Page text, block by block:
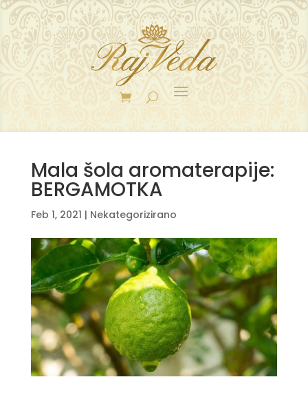
Mala šola aromaterapije:
BERGAMOTKA
Feb 1, 2021 | Nekategorizirano